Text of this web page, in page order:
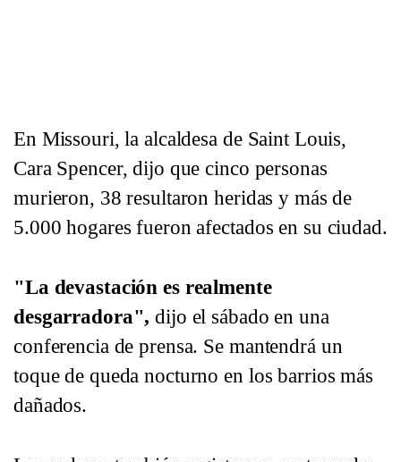
En Missouri, la alcaldesa de Saint Louis,
Cara Spencer, dijo que cinco personas
murieron, 38 resultaron heridas y más de
5.000 hogares fueron afectados en su ciudad.
"La devastación es realmente
desgarradora",dijo el sábado en una
conferencia de prensa. Se mantendrá un
toque de queda nocturno en los barrios más
dañados.